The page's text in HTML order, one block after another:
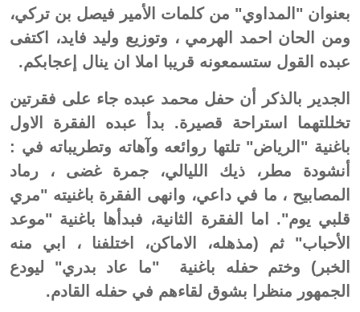
بعنوان "المداوي" من كلمات الأمير فيصل بن تركي،
ومن الحان احمد الهرمي ، وتوزيع وليد فايد، اكتفى
عبده القول ستسمعونه قريبا املا ان ينال إعجابكم.
الجدير بالذكر أن حفل محمد عبده جاء على فقرتين
تخللتهما استراحة قصيرة. بدأ عبده الفقرة الاول
باغنية "الرياض" تلتها روائعه وآهاته وتطريباته في :
أنشودة مطر، ذيك الليالي، جمرة غضى ، رماد
المصابيح ، ما في داعي، وانهى الفقرة باغنيته "مري
قلبي يوم". اما الفقرة الثانية، فبدأها باغنية "موعد
الأحباب" ثم (مذهله، الاماكن، اختلفنا ، ابي منه
الخبر) وختم حفله باغنية "ما عاد بدري" ليودع
الجمهور منظرا بشوق لقاءهم في حفله القادم.